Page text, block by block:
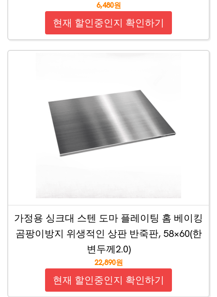
6,480원
현재 할인중인지 확인하기
가정용 싱크대 스텐 도마 플레이팅 홈 베이킹
곰팡이방지 위생적인 상판 반죽판, 58×60(한
변두께2.0)
22,890원
현재 할인중인지 확인하기